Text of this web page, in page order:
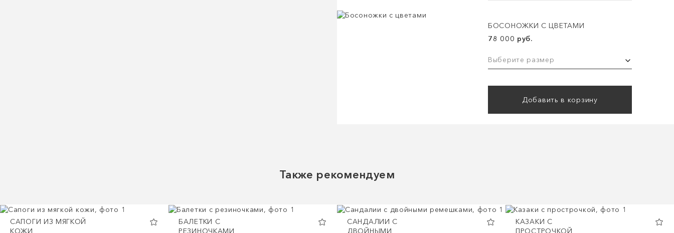
БОСОНОЖКИ С ЦВЕТАМИ
78 000 руб.
Выберите размер
Добавить в корзину
Также рекомендуем
САПОГИ ИЗ МЯГКОЙ
КОЖИ
БАЛЕТКИ С
РЕЗИНОЧКАМИ
CАНДАЛИИ С
ДВОЙНЫМИ
КАЗАКИ С
ПРОСТРОЧКОЙ